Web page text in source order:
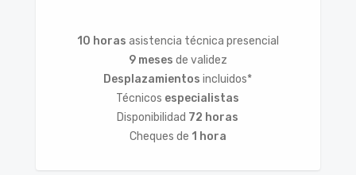
10 horas asistencia técnica presencial
9 meses de validez
Desplazamientos incluidos*
Técnicos especialistas
Disponibilidad 72 horas
Cheques de 1 hora